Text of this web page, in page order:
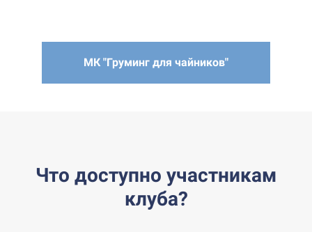
МК "Груминг для чайников"
Что доступно участникам
клуба?